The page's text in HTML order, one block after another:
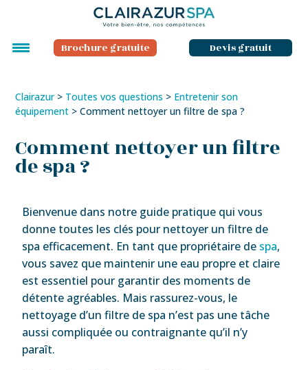
Brochure gratuite Devis gratuit
Clairazur> Toutes vos questions > Entretenir son
équipement >Comment nettoyer un filtre de spa ?
Comment nettoyer un filtre
de spa ?
Bienvenue dans notre guide pratique qui vous
donne toutes les clés pour nettoyer un filtre de
spa efficacement. En tant que propriétaire de spa,
vous savez que maintenir une eau propre et claire
est essentiel pour garantir des moments de
détente agréables. Mais rassurez-vous, le
nettoyage d’un filtre de spa n’est pas une tâche
aussi compliquée ou contraignante qu’il n’y
paraît.